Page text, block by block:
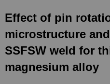
录
集
群
于
我
读
者
学
Effect of pin
microstructure
SSFSW weld for
magnesium alloy